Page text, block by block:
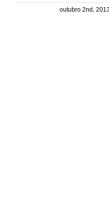
outubro 2nd,